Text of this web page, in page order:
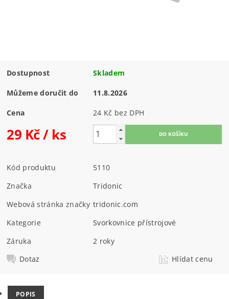
Dostupnost Skladem
Můžeme doručit do 11.8.2026
Cena 24 Kč bez DPH
29 Kč/ ks
Kód produktu
5110
Značka
Tridonic
Webová stránka značky tridonic.com
Kategorie
Svorkovnice přístrojové
Záruka
2 roky
Dotaz
Hlídat cenu
POPIS